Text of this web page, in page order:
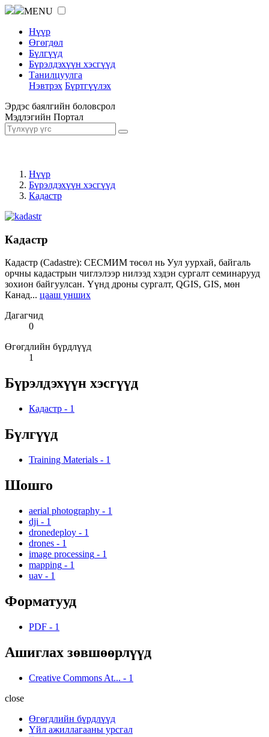
MENU
Нүүр
Өгөгдөл
Бүлгүүд
Бүрэлдэхүүн хэсгүүд
Танилцуулга
Нэвтрэх Бүртгүүлэх
Эрдэс баялгийн боловсрол
Мэдлэгийн Портал
Нүүр
Бүрэлдэхүүн хэсгүүд
Кадастр
Кадастр
Кадастр (Cadastre): СЕСМИМ төсөл нь Уул уурхай, байгаль
орчны кадастрын чиглэлээр нилээд хэдэн сургалт семинарууд
зохион байгуулсан. Үүнд дроны сургалт, QGIS, GIS, мөн
Канад... цааш унших
Дагагчид
0
Өгөгдлийн бүрдлүүд
1
Бүрэлдэхүүн хэсгүүд
Кадастр - 1
Бүлгүүд
Training Materials - 1
Шошго
aerial photography - 1
dji - 1
dronedeploy - 1
drones - 1
image processing - 1
mapping - 1
uav - 1
Форматууд
PDF - 1
Ашиглах зөвшөөрлүүд
Creative Commons At... - 1
close
Өгөгдлийн бүрдлүүд
Үйл ажиллагааны урсгал